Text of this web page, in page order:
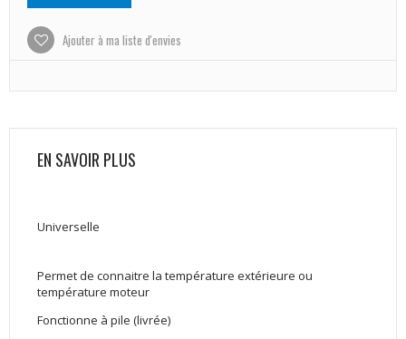
Ajouter à ma liste d'envies
EN SAVOIR PLUS
Universelle
Permet de connaitre la température extérieure ou
température moteur
Fonctionne à pile (livrée)